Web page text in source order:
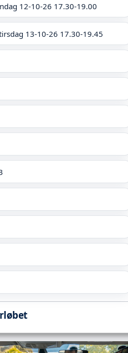
12-10-26 17.30-19.00
13-10-26 17.30-19.45